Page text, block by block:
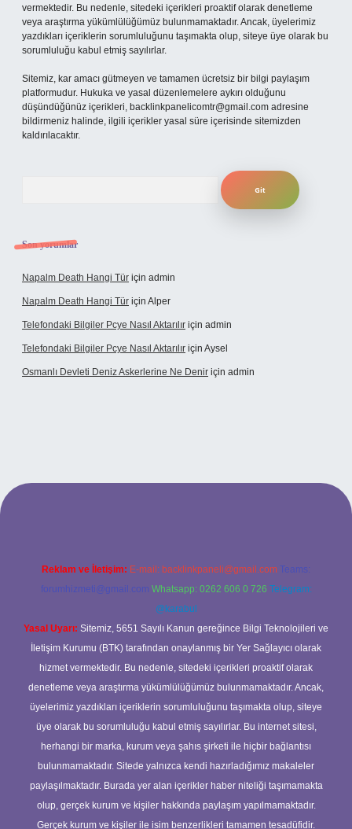
vermektedir. Bu nedenle, sitedeki içerikleri proaktif olarak denetleme
veya araştırma yükümlülüğümüz bulunmamaktadır. Ancak, üyelerimiz
yazdıkları içeriklerin sorumluluğunu taşımakta olup, siteye üye olarak bu
sorumluluğu kabul etmiş sayılırlar.
Sitemiz, kar amacı gütmeyen ve tamamen ücretsiz bir bilgi paylaşım
platformudur. Hukuka ve yasal düzenlemelere aykırı olduğunu
düşündüğünüz içerikleri, backlinkpanelicomtr@gmail.com adresine
bildirmeniz halinde, ilgili içerikler yasal süre içerisinde sitemizden
kaldırılacaktır.
Son yorumlar
Napalm Death Hangi Tür için admin
Napalm Death Hangi Tür için Alper
Telefondaki Bilgiler Pcye Nasıl Aktarılır için admin
Telefondaki Bilgiler Pcye Nasıl Aktarılır için Aysel
Osmanlı Devleti Deniz Askerlerine Ne Denir için admin
giriş
Reklam ve İletişim: E-mail: backlinkpaneli@gmail.com Teams:
forumhizmeti@gmail.com Whatsapp: 0262 606 0 726 Telegram:
@karabul
Yasal Uyarı: Sitemiz, 5651 Sayılı Kanun gereğince Bilgi Teknolojileri ve
İletişim Kurumu (BTK) tarafından onaylanmış bir Yer Sağlayıcı olarak
hizmet vermektedir. Bu nedenle, sitedeki içerikleri proaktif olarak
denetleme veya araştırma yükümlülüğümüz bulunmamaktadır. Ancak,
üyelerimiz yazdıkları içeriklerin sorumluluğunu taşımakta olup, siteye
üye olarak bu sorumluluğu kabul etmiş sayılırlar. Bu internet sitesi,
herhangi bir marka, kurum veya şahıs şirketi ile hiçbir bağlantısı
bulunmamaktadır. Sitede yalnızca kendi hazırladığımız makaleler
paylaşılmaktadır. Burada yer alan içerikler haber niteliği taşımamakta
olup, gerçek kurum ve kişiler hakkında paylaşım yapılmamaktadır.
Gerçek kurum ve kişiler ile isim benzerlikleri tamamen tesadüfidir.